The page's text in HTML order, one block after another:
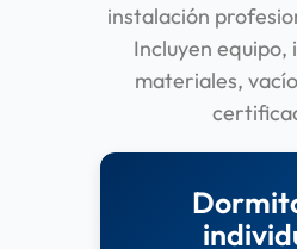
instalación
Incluyen equipo,
materiales,